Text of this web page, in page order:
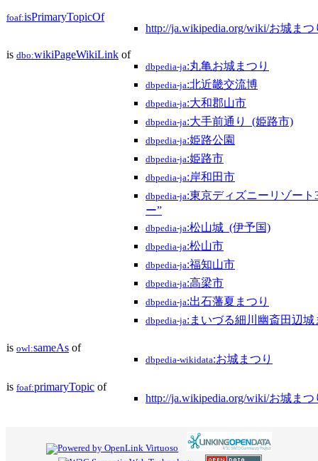
foaf:isPrimaryTopicOf
http://ja.wikipedia.org/wiki/お城まつ
is dbo:wikiPageWikiLink of
dbpedia-ja:丸亀お城まつり
dbpedia-ja:北近畿交流博
dbpedia-ja:大和郡山市
dbpedia-ja:大手前通り_(姫路市)
dbpedia-ja:姫路公園
dbpedia-ja:姫路市
dbpedia-ja:岸和田市
dbpedia-ja:東京ディズニーリゾー
ー”
dbpedia-ja:松山城_(伊予国)
dbpedia-ja:松山市
dbpedia-ja:福知山市
dbpedia-ja:高梁市
dbpedia-ja:出石藩夏まつり
dbpedia-ja:まいづる細川幽斎田辺城
is owl:sameAs of
dbpedia-wikidata:お城まつり
is foaf:primaryTopic of
http://ja.wikipedia.org/wiki/お城まつ